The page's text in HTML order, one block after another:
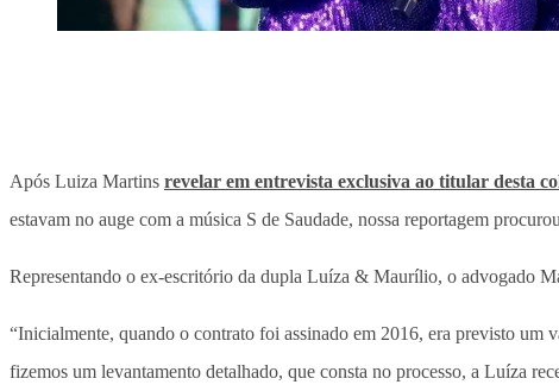
Após Luiza Martins revelar em entrevista exclusiva ao titular desta
estavam no auge com a música S de Saudade, nossa reportagem
Representando o ex-escritório da dupla Luíza & Maurílio, o advogado
“Inicialmente, quando o contrato foi assinado em 2016, era previsto
fizemos um levantamento detalhado, que consta no processo, a Luíza